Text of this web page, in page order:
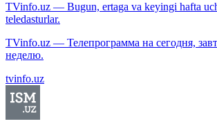
TVinfo.uz — Bugun, ertaga va keyingi hafta
teledasturlar.
TVinfo.uz — Телепрограмма на сегодня,
неделю.
tvinfo.uz